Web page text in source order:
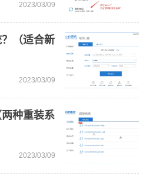
2023/03/09
（适合新
2023/03/09
种重装系
2023/03/09